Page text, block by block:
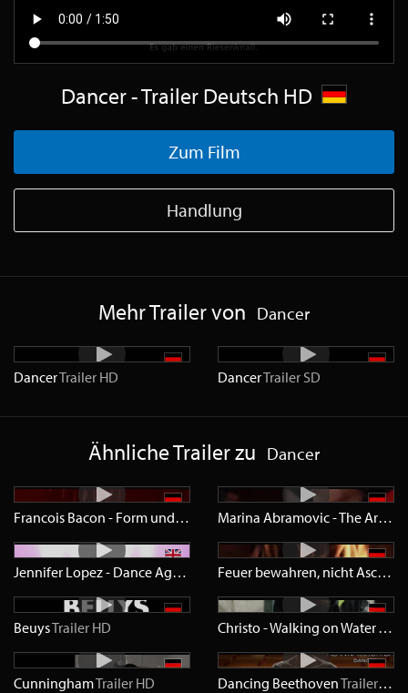
Dancer - Trailer Deutsch HD
Zum Film
Handlung
Mehr Trailer von Dancer
DancerTrailer HD DancerTrailer SD
Ähnliche Trailer zu Dancer
Francois Bacon - Form und Exzess TrailerSD Marina Abramovic - The Artist Is Present
Jennifer Lopez - Dance Again TrailerHD Feuer bewahren, nicht Asche anbeten
BeuysTrailer HD Christo - Walking on Water
CunninghamTrailer HD Dancing BeethovenTrailerHD